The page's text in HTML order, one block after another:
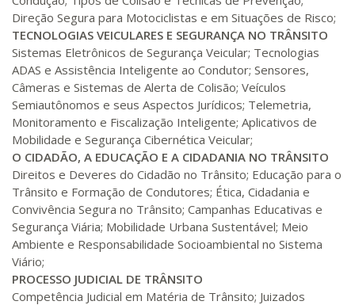
Direção Segura para Motociclistas e em Situações de Risco;
TECNOLOGIAS VEICULARES E SEGURANÇA NO TRÂNSITO
Sistemas Eletrônicos de Segurança Veicular; Tecnologias
ADAS e Assistência Inteligente ao Condutor; Sensores,
Câmeras e Sistemas de Alerta de Colisão; Veículos
Semiautônomos e seus Aspectos Jurídicos; Telemetria,
Monitoramento e Fiscalização Inteligente; Aplicativos de
Mobilidade e Segurança Cibernética Veicular;
O CIDADÃO, A EDUCAÇÃO E A CIDADANIA NO TRÂNSITO
Direitos e Deveres do Cidadão no Trânsito; Educação para o
Trânsito e Formação de Condutores; Ética, Cidadania e
Convivência Segura no Trânsito; Campanhas Educativas e
Segurança Viária; Mobilidade Urbana Sustentável; Meio
Ambiente e Responsabilidade Socioambiental no Sistema
Viário;
PROCESSO JUDICIAL DE TRÂNSITO
Competência Judicial em Matéria de Trânsito; Juizados